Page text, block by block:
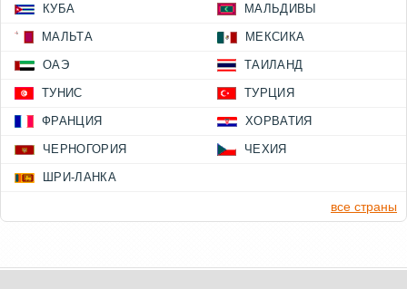
КУБА МАЛЬДИВЫ
МАЛЬТА МЕКСИКА
ОАЭ ТАИЛАНД
ТУНИС ТУРЦИЯ
ФРАНЦИЯ ХОРВАТИЯ
ЧЕРНОГОРИЯ ЧЕХИЯ
ШРИ-ЛАНКА
все страны